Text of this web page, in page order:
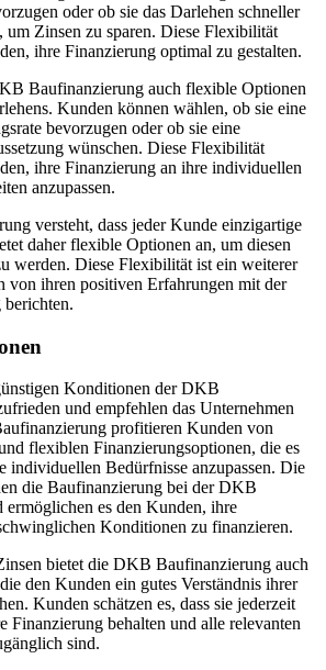
oder ob sie das Darlehen schneller
um Zinsen zu sparen. Diese Flexibilität
ihre Finanzierung optimal zu gestalten.
Baufinanzierung auch flexible Optionen
Kunden können wählen, ob sie eine
bevorzugen oder ob sie eine
wünschen. Diese Flexibilität
ihre Finanzierung an ihre individuellen
anzupassen.
versteht, dass jeder Kunde einzigartige
daher flexible Optionen an, um diesen
werden. Diese Flexibilität ist ein weiterer
von ihren positiven Erfahrungen mit der
Konditionen der DKB
und empfehlen das Unternehmen
profitieren Kunden von
flexiblen Finanzierungsoptionen, die es
individuellen Bedürfnisse anzupassen. Die
die Baufinanzierung bei der DKB
ermöglichen es den Kunden, ihre
Konditionen zu finanzieren.
bietet die DKB Baufinanzierung auch
den Kunden ein gutes Verständnis ihrer
Kunden schätzen es, dass sie jederzeit
Finanzierung behalten und alle relevanten
sind.